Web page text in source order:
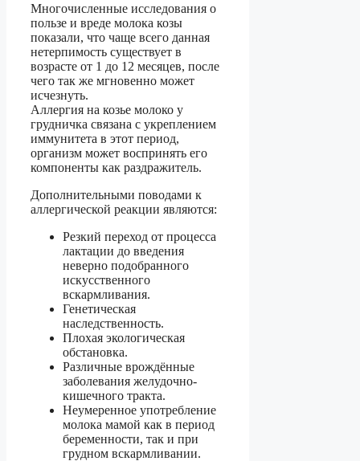
Многочисленные исследования о
пользе и вреде молока козы
показали, что чаще всего данная
нетерпимость существует в
возрасте от 1 до 12 месяцев, после
чего так же мгновенно может
исчезнуть.
Аллергия на козье молоко у
грудничка связана с укреплением
иммунитета в этот период,
организм может воспринять его
компоненты как раздражитель.
Дополнительными поводами к
аллергической реакции являются:
Резкий переход от процесса
лактации до введения
неверно подобранного
искусственного
вскармливания.
Генетическая
наследственность.
Плохая экологическая
обстановка.
Различные врождённые
заболевания желудочно-
кишечного тракта.
Неумеренное употребление
молока мамой как в период
беременности, так и при
грудном вскармливании.